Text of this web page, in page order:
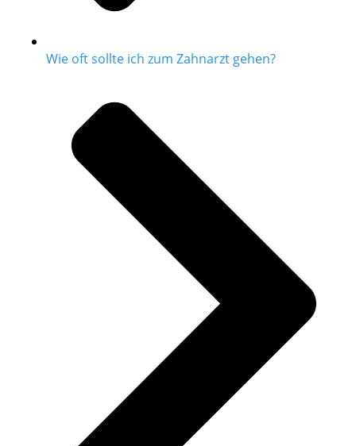
Wie oft sollte ich zum Zahnarzt gehen?